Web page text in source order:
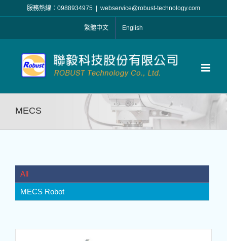
服務熱線：0988934975 webservice@robust-technology.com
繁體中文 English
MECS
All
MECS Robot